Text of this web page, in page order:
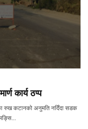
कार्य ठप्प
रुख कटानको अनुमति नदिँदा सडक